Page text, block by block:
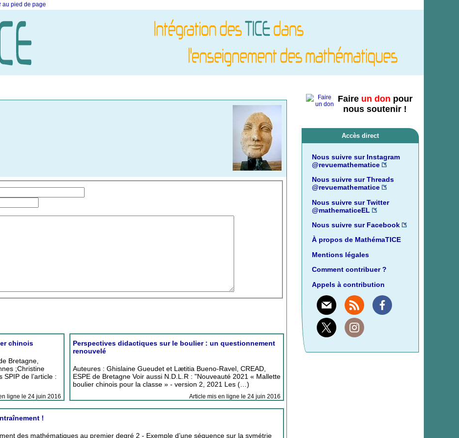
au pied de page
chinois
Bretagne,
;Christine
de l’article :
ligne le 24 juin 2016
Perspectives didactiques sur le boulier : un questionnement
renouvelé
Auteures : Ghislaine Gueudet et Lætitia Bueno-Ravel, CREAD,
ESPE de Bretagne Voir aussi N.D.L.R : "Nouveauté 2021 « Mallette
boulier chinois pour la classe » - version 2, 2021 Les (…)
Article mis en ligne le 24 juin 2016
!
des mathématiques au premier degré 2 - Exemple d’une séquence sur la symétrie
Faire un don pour
nous soutenir !
Accès direct
Nous suivre sur Instagram
@revuemathematice
Nous suivre sur Threads
@revuemathematice
Nous suivre sur Twitter
@mathematiceEL
Nous suivre sur Facebook
À propos de MathémaTICE
Mentions légales
Comment contribuer ?
Appels à contribution
Mail Rss